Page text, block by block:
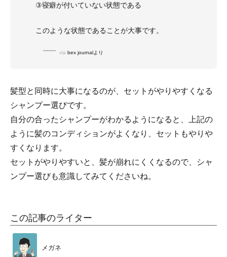
③寝癖が付いていない状態である
このような状態であることが大事です。
via bex journalより
髪型と同時に大事になるのが、セットがやりやすくなる
シャンプー選びです。
自分の合ったシャンプーがわかるようになると、上記の
ように髪のコンディションがよくなり、セットもやりや
すくなります。
セットがやりやすいと、髪が崩れにくくなるので、シャ
ンプー選びも意識してみてくださいね。
この記事のライター
メガネ